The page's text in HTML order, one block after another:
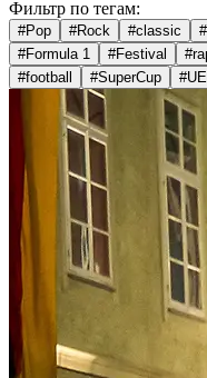
Фильтр по тегам:
#Pop #Rock #classic #
#Formula 1 #Festival #
#football #SuperCup #